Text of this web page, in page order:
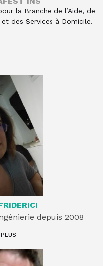
la Branche de l’Aide, de
des Services à Domicile.
depuis 2008